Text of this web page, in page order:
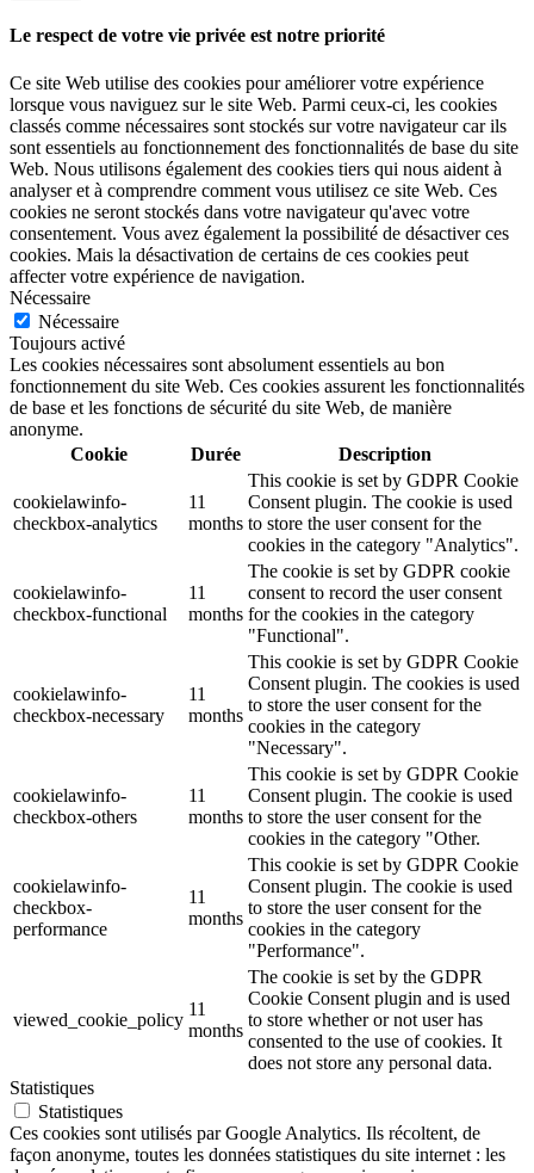
Le respect de votre vie privée est notre priorité
Ce site Web utilise des cookies pour améliorer votre expérience
lorsque vous naviguez sur le site Web. Parmi ceux-ci, les cookies
classés comme nécessaires sont stockés sur votre navigateur car ils
sont essentiels au fonctionnement des fonctionnalités de base du site
Web. Nous utilisons également des cookies tiers qui nous aident à
analyser et à comprendre comment vous utilisez ce site Web. Ces
cookies ne seront stockés dans votre navigateur qu'avec votre
consentement. Vous avez également la possibilité de désactiver ces
cookies. Mais la désactivation de certains de ces cookies peut
affecter votre expérience de navigation.
Nécessaire
Nécessaire
Toujours activé
Les cookies nécessaires sont absolument essentiels au bon
fonctionnement du site Web. Ces cookies assurent les fonctionnalités
de base et les fonctions de sécurité du site Web, de manière
anonyme.
Cookie
Durée Description
cookielawinfo-
checkbox-analytics
11
months
This cookie is set by GDPR Cookie
Consent plugin. The cookie is used
to store the user consent for the
cookies in the category "Analytics".
cookielawinfo-
checkbox-functional
11
months
The cookie is set by GDPR cookie
consent to record the user consent
for the cookies in the category
"Functional".
cookielawinfo-
checkbox-necessary
11
months
This cookie is set by GDPR Cookie
Consent plugin. The cookies is used
to store the user consent for the
cookies in the category
"Necessary".
cookielawinfo-
checkbox-others
11
months
This cookie is set by GDPR Cookie
Consent plugin. The cookie is used
to store the user consent for the
cookies in the category "Other.
cookielawinfo-
checkbox-
performance
11
months
This cookie is set by GDPR Cookie
Consent plugin. The cookie is used
to store the user consent for the
cookies in the category
"Performance".
viewed_cookie_policy
11
months
The cookie is set by the GDPR
Cookie Consent plugin and is used
to store whether or not user has
consented to the use of cookies. It
does not store any personal data.
Statistiques
Statistiques
Ces cookies sont utilisés par Google Analytics. Ils récoltent, de
façon anonyme, toutes les données statistiques du site internet : les